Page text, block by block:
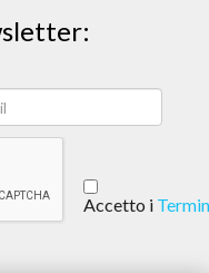
Accetto i